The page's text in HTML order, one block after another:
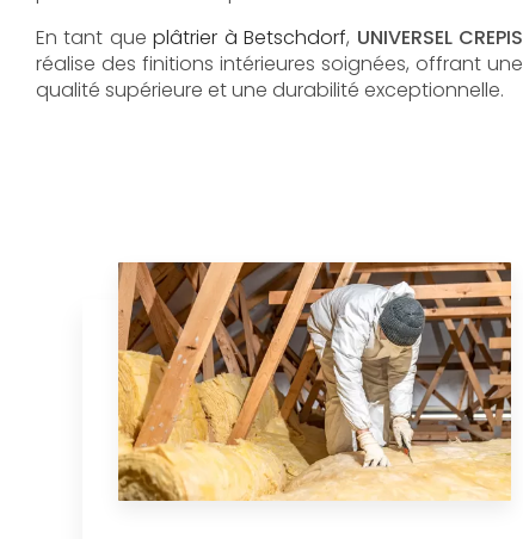
En tant queplâtrier àBetschdorf, UNIVERSEL CREPIS
réalise des finitions intérieures soignées, offrant une
qualité supérieure et une durabilité exceptionnelle.